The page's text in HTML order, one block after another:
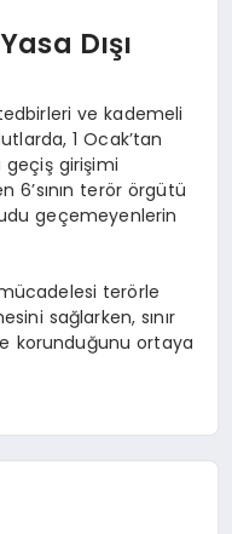
Dışı
ve kademeli
1 Ocak’tan
geçiş girişimi
6’sının terör örgütü
geçemeyenlerin
mücadelesi terörle
sağlarken, sınır
korunduğunu ortaya